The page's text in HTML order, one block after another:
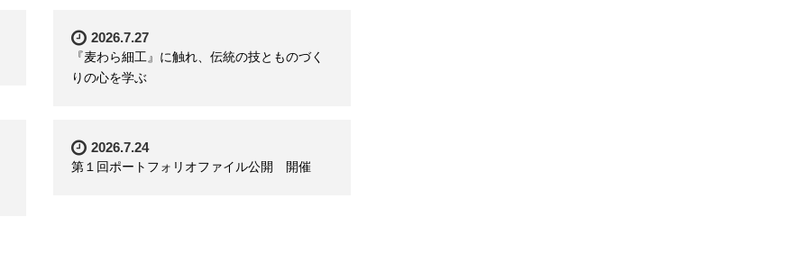
2026.7.27
『麦わら細工』に触れ、伝統の技とものづく
りの心を学ぶ
2026.7.24
第１回ポートフォリオファイル公開 開催